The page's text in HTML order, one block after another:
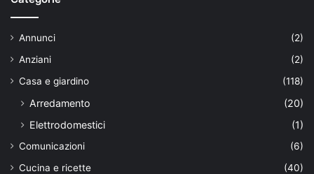
Annunci
(2)
Anziani
(2)
Casa e giardino
(118)
Arredamento
(20)
Elettrodomestici
(1)
Comunicazioni
(6)
Cucina e ricette
(40)